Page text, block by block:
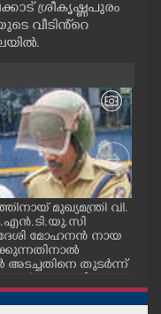
ശ്രീകൃഷ്ണപുരം
വീടിൻ്റെ
മുഖ്യമന്ത്രി വി.
മോഹനൻ നായ
അടച്ചതിനെ തുടർന്ന്
സഹജമായ അസുഖ
ഇദ്ദേഹ